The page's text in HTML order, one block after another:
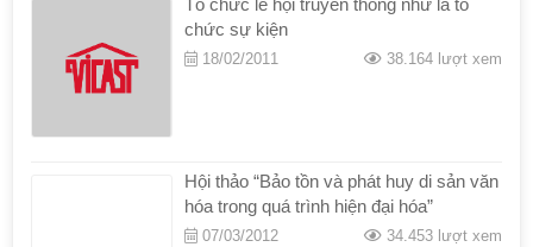
chức sự kiện
18/02/2011 38.164 lượt xem
Hội thảo “Bảo tồn và phát huy di sản văn
hóa trong quá trình hiện đại hóa”
07/03/2012 34.453 lượt xem